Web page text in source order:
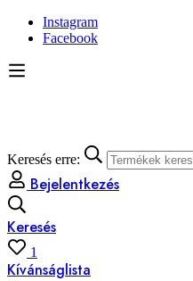
Instagram
Facebook
Keresés erre:
Bejelentkezés
Keresés
1
Kívánságlista